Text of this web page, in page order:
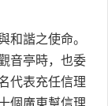
和諧之使命。
音亭時，也委
代表充任信理